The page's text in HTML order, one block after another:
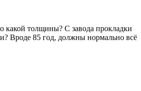
какой толщины? С завода прокладки
Вроде 85 год, должны нормально всё